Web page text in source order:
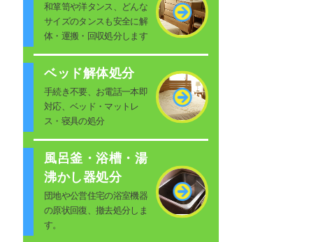
和箪笥や洋タンス、どんな
サイズのタンスも安全に解
体・運搬・回収処分します
ベッド解体処分
手続き不要、お電話一本即
対応、ベッド・マットレ
ス・寝具の処分
風呂釜・浴槽・湯
沸かし器処分
団地や公営住宅の浴室機器
の原状回復、撤去処分しま
す。